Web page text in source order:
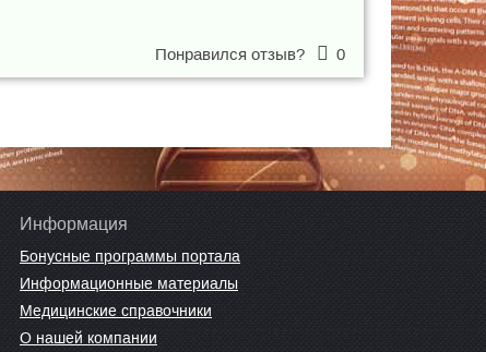
Понравился отзыв? 0
Информация
Бонусные программы портала
Информационные материалы
Медицинские справочники
О нашей компании